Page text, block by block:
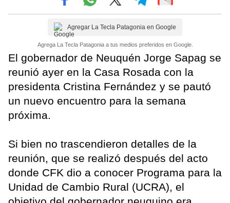
Agregar La Tecla Patagonia en Google
Agrega La Tecla Patagonia a tus medios preferidos en Google.
El gobernador de Neuquén Jorge Sapag se
reunió ayer en la Casa Rosada con la
presidenta Cristina Fernández y se pautó
un nuevo encuentro para la semana
próxima.
Si bien no trascendieron detalles de la
reunión, que se realizó después del acto
donde CFK dio a conocer Programa para la
Unidad de Cambio Rural (UCRA), el